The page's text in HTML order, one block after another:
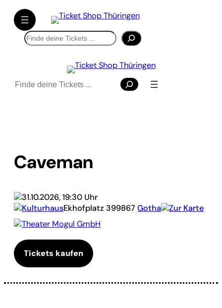
Suchen
Suchen
Caveman
31.10.2026, 19:30 Uhr
KulturhausEkhofplatz 399867Gotha
Zur Karte
Theater Mogul GmbH
Tickets kaufen